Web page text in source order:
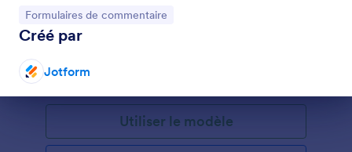
Accéder à la catégorie :
Formulaires de commentaire
Créé par
Jotform
Fin de la conversation
Si vous avez, possédez ou gérez un site web, alors
ce formulaire est définitivement fait pour vous. Ce
formulaire permet aux utilisateurs et aux visiteurs de
compris des commentaires qui peuvent vous aider à
Go to Category:
Formulaires e-commerce
Utiliser le modèle